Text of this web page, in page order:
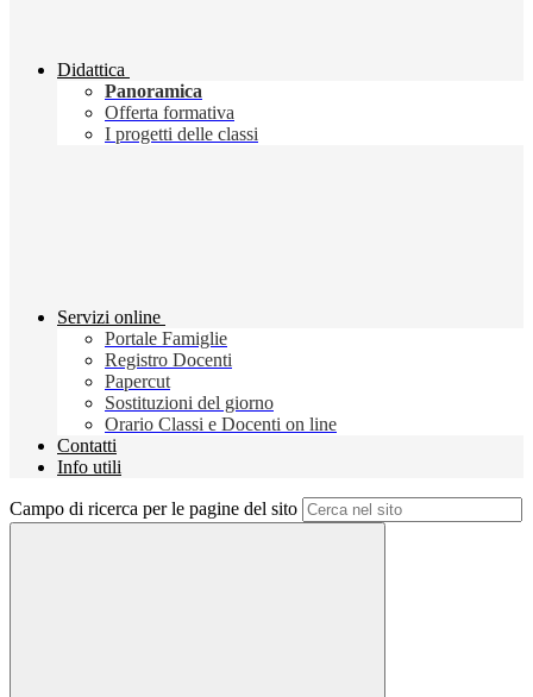
Didattica
Panoramica
Offerta formativa
I progetti delle classi
Servizi online
Portale Famiglie
Registro Docenti
Papercut
Sostituzioni del giorno
Orario Classi e Docenti on line
Contatti
Info utili
Campo di ricerca per le pagine del sito